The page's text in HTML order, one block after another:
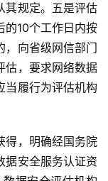
其规定。五是评估
的10个工作日内按
，向省级网信部门
估，要求网络数据
当履行为评估机构
得，明确经国务院
据安全服务认证资